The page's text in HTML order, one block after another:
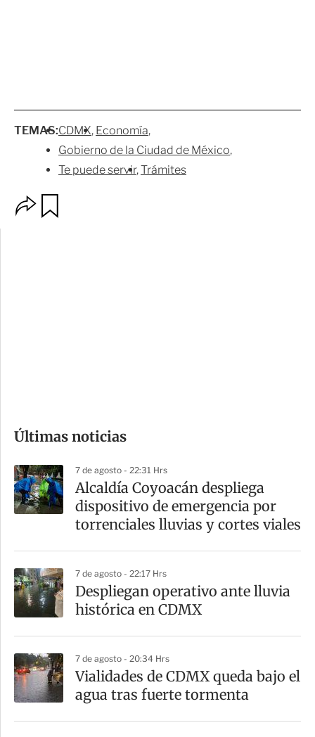
TEMAS:CDMX Economía
Gobierno de la Ciudad de México
Te puede servir Trámites
p
m
a
r
t
Últimas noticias
7 de agosto - 22:31 Hrs
Alcaldía Coyoacán despliega
dispositivo de emergencia por
torrenciales lluvias y cortes viales
7 de agosto - 22:17 Hrs
Despliegan operativo ante lluvia
histórica en CDMX
7 de agosto - 20:34 Hrs
Vialidades de CDMX queda bajo el
agua tras fuerte tormenta